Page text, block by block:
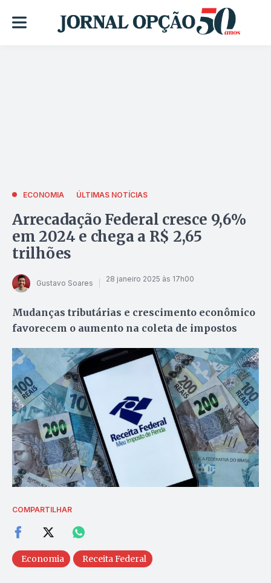
ECONOMIA ÚLTIMAS NOTÍCIAS
Arrecadação Federal cresce 9,6%
em 2024 e chega a R$ 2,65
trilhões
Gustavo Soares 28 janeiro 2025 às 17h00
Mudanças tributárias e crescimento econômico
favorecem o aumento na coleta de impostos
COMPARTILHAR
Economia Receita Federal